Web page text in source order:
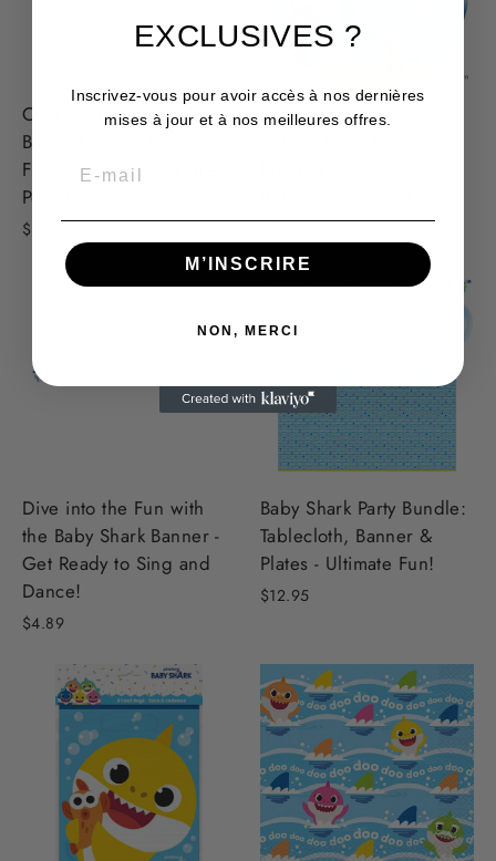
Charmant Ballon Mylar
Baby Shark 35.5cm -
Flottaison Longue Durée
Pour Fête Magique!
$3.49
Baby Shark Ballon Mylar
Dive into the Fun with
the Baby Shark Banner -
Get Ready to Sing and
Dance!
$4.89
Baby Shark Party Bundle:
Tablecloth, Banner &
Plates - Ultimate Fun!
$12.95
EXCLUSIVES ?
Inscrivez-vous pour avoir accès à nos dernières
mises à jour et à nos meilleures offres.
M’INSCRIRE
NON, MERCI